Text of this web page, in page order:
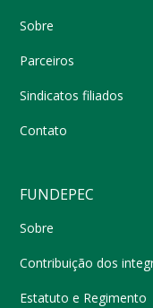
Sobre
Parceiros
Sindicatos filiados
Contato
FUNDEPEC
Sobre
Contribuição dos
Estatuto e Regimento